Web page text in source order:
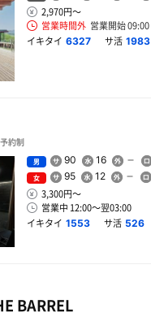
2,970円〜
営業時間外 営業開始 09:00
イキタイ 6327 サ活 1983
約制
男 90 16
女 95 12
3,300円〜
営業中 12:00〜翌03:00
イキタイ 1553 サ活 526
BARREL